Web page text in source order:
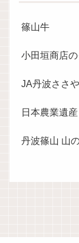
篠山牛
小田垣商店
JA丹波ささ
日本農業遺
丹波篠山 山